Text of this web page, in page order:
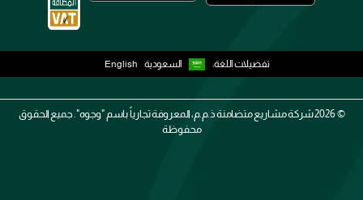
تفضيلات اللغة: السعودية English
2026 ©شركة مشاريع متضامنة ذ.م.م، المعروفة تجارياً باسم "وجوه". جميع الحقوق
محفوظة